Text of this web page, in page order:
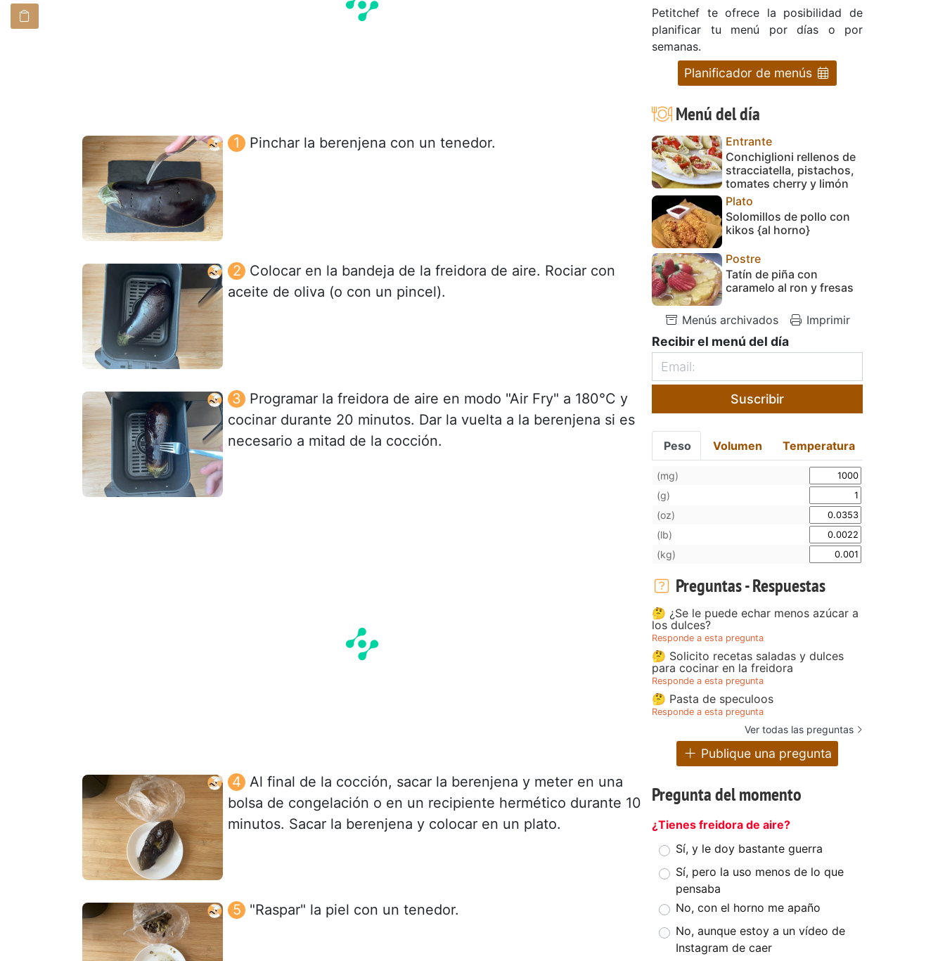
Pinchar la berenjena con un tenedor.
Colocar en la bandeja de la freidora de aire. Rociar con
aceite de oliva (o con un pincel).
Programar la freidora de aire en modo "Air Fry" a 180°C y
cocinar durante 20 minutos. Dar la vuelta a la berenjena si es
necesario a mitad de la cocción.
Al final de la cocción, sacar la berenjena y meter en una
bolsa de congelación o en un recipiente hermético durante 10
minutos. Sacar la berenjena y colocar en un plato.
"Raspar" la piel con un tenedor.
Petitchef te ofrece la posibilidad de
planificar tu menú por días o por
semanas.
Planificador de menús
Menú del día
Entrante
Conchiglioni rellenos de
stracciatella, pistachos,
tomates cherry y limón
Plato
Solomillos de pollo con
kikos {al horno}
Postre
Tatín de piña con
caramelo al ron y fresas
Menús archivados Imprimir
Recibir el menú del día
Suscribir
Peso Volumen Temperatura
(mg)
(g)
(oz)
(lb)
(kg)
Preguntas - Respuestas
🤔 ¿Se le puede echar menos azúcar a
los dulces?
Responde a esta pregunta
🤔 Solicito recetas saladas y dulces
para cocinar en la freidora
Responde a esta pregunta
🤔 Pasta de speculoos
Responde a esta pregunta
Ver todas las preguntas
Publique una pregunta
Pregunta del momento
¿Tienes freidora de aire?
Sí, y le doy bastante guerra
Sí, pero la uso menos de lo que
pensaba
No, con el horno me apaño
No, aunque estoy a un vídeo de
Instagram de caer